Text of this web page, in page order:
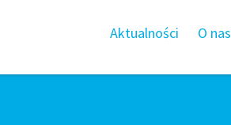
Aktualności O nas